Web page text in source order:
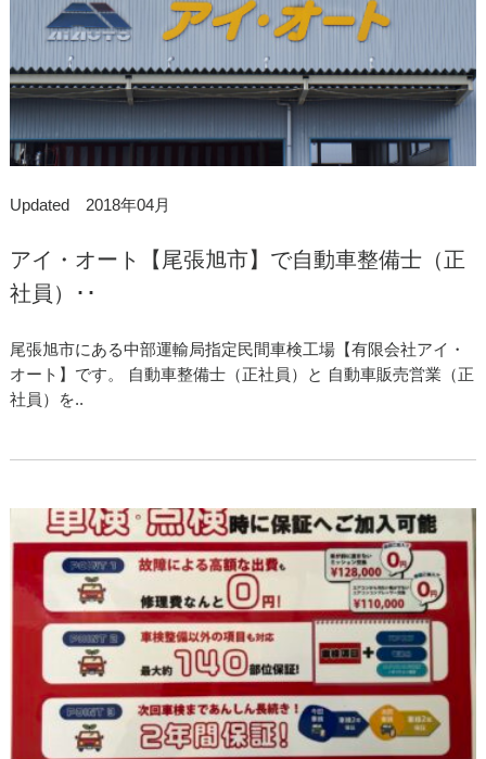
Updated 2018年04月
アイ・オート【尾張旭市】で自動車整備士（正
社員）･･
尾張旭市にある中部運輸局指定民間車検工場【有限会社アイ・
オート】です。 自動車整備士（正社員）と 自動車販売営業（正
社員）を..